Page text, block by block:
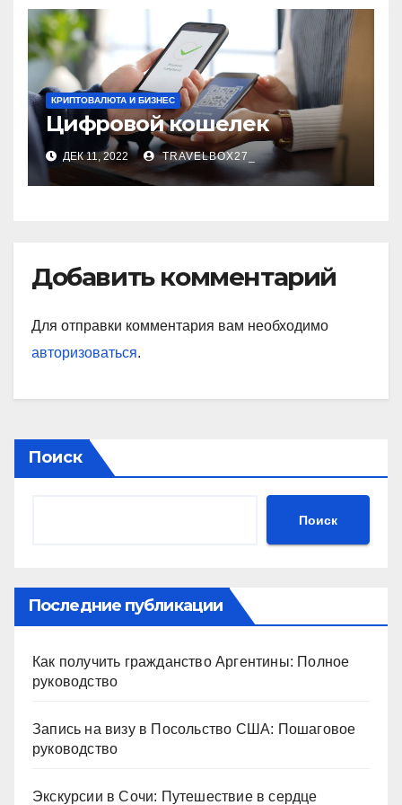
КРИПТОВАЛЮТА И БИЗНЕС
Цифровой кошелек
ДЕК 11, 2022 TRAVELBOX27_
Добавить комментарий
Для отправки комментария вам необходимо
авторизоваться.
Поиск
Поиск
Последние публикации
Как получить гражданство Аргентины: Полное
руководство
Запись на визу в Посольство США: Пошаговое
руководство
Экскурсии в Сочи: Путешествие в сердце